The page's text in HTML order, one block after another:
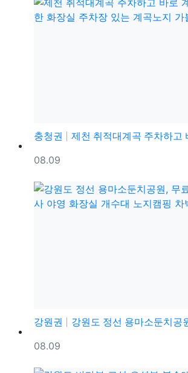
충청권
제천 취적대계곡 주차하고 바로 계곡
등록일
08.09
강원권
강원도 정선 용마소둔치공원, 무료 노
등록일
08.09